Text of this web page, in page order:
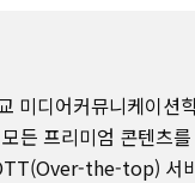
미디어커뮤니케이션
든 프리미엄 콘텐츠
the-top) 서